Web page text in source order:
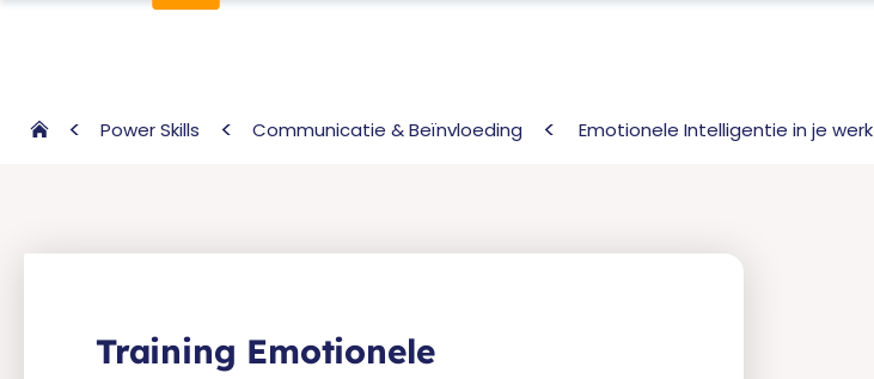
Power Skills Communicatie & Beïnvloeding Emotionele Intelligentie in je werk
Training Emotionele